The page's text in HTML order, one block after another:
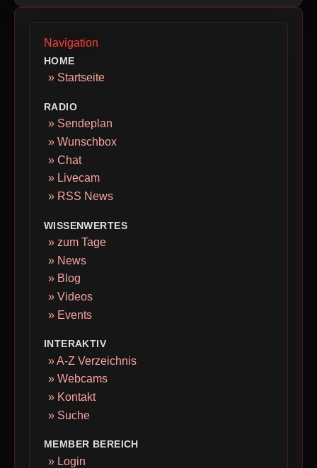
Navigation
HOME
» Startseite
RADIO
» Sendeplan
» Wunschbox
» Chat
» Livecam
» RSS News
WISSENWERTES
» zum Tage
» News
» Blog
» Videos
» Events
INTERAKTIV
» A-Z Verzeichnis
» Webcams
» Kontakt
» Suche
MEMBER BEREICH
» Login